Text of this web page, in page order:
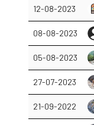
12-08-2023
08-08-2023
05-08-2023
27-07-2023
21-09-2022